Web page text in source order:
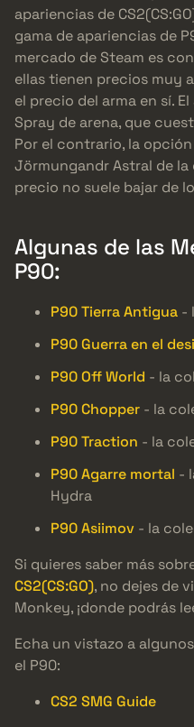
apariencias de
gama de apariencias de
mercado de Steam es
ellas tienen precios muy
el precio del arma en sí.
Spray de arena, que
Por el contrario, la opción
Jörmungandr Astral de
precio no suele bajar de
Algunas de las
P90:
P90 Tierra Antigua -
P90 Guerra en el
P90 Off World - la
P90 Chopper - la
P90 Traction - la
P90 Agarre mortal -
Hydra
P90 Asiimov - la
Si quieres saber más
CS2(CS:GO), no dejes de
Monkey, ¡donde podrás
Echa un vistazo a
el P90:
CS2 SMG Guide